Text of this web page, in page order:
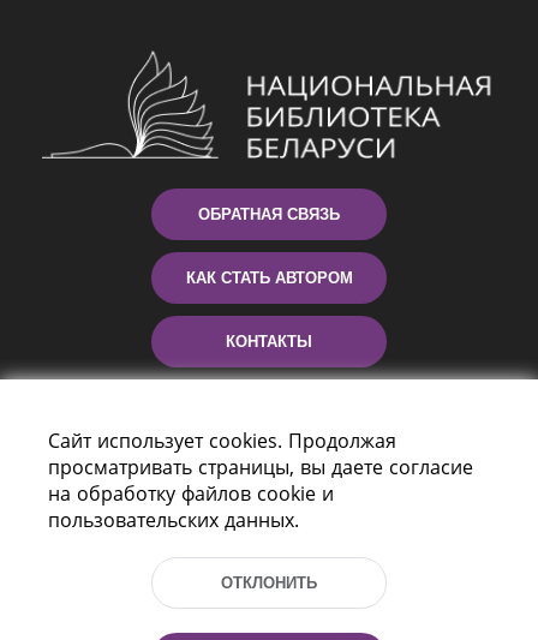
ОБРАТНАЯ СВЯЗЬ
КАК СТАТЬ АВТОРОМ
КОНТАКТЫ
Сайт использует cookies. Продолжая
просматривать страницы, вы даете согласие
на обработку файлов cookie и
пользовательских данных.
ОТКЛОНИТЬ